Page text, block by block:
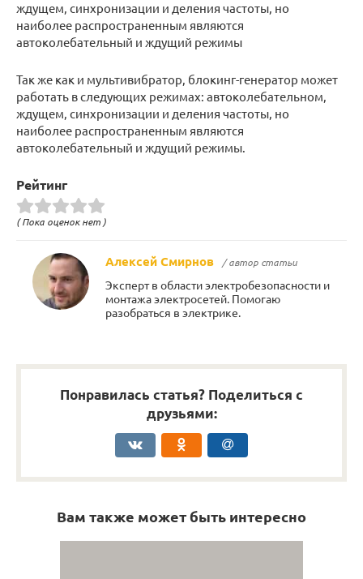
ждущем, синхронизации и деления частоты, но
наиболее распространенным являются
автоколебательный и ждущий режимы
Так же как и мультивибратор, блокинг-генератор может
работать в следующих режимах: автоколебательном,
ждущем, синхронизации и деления частоты, но
наиболее распространенным являются
автоколебательный и ждущий режимы.
Рейтинг
( Пока оценок нет )
Алексей Смирнов / автор статьи
Эксперт в области электробезопасности и
монтажа электросетей. Помогаю
разобраться в электрике.
Понравилась статья? Поделиться с
друзьями:
Вам также может быть интересно